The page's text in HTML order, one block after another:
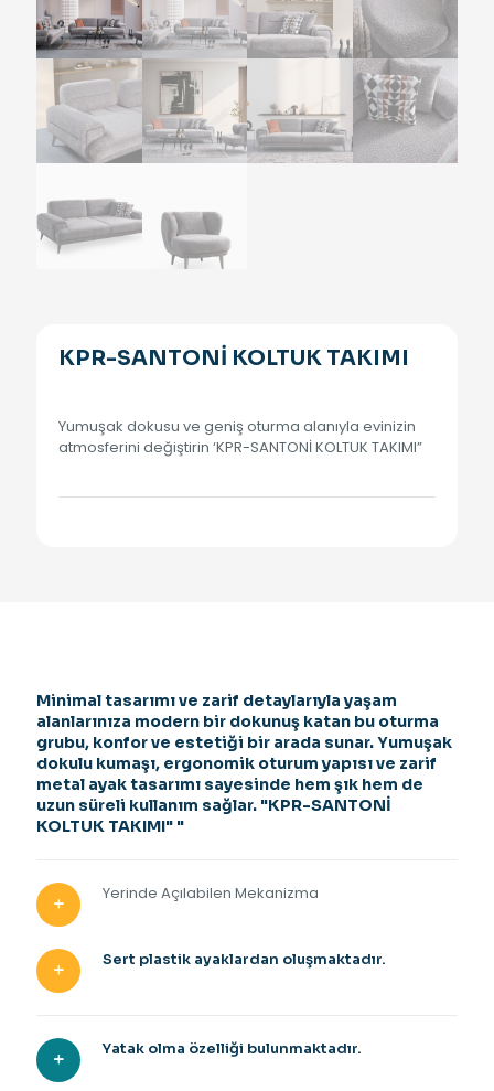
KPR-SANTONİ KOLTUK TAKIMI
Yumuşak dokusu ve geniş oturma alanıyla evinizin
atmosferini değiştirin ‘KPR-SANTONİ KOLTUK TAKIMI”
Minimal tasarımı ve zarif detaylarıyla yaşam
alanlarınıza modern bir dokunuş katan bu oturma
grubu, konfor ve estetiği bir arada sunar. Yumuşak
dokulu kumaşı, ergonomik oturum yapısı ve zarif
metal ayak tasarımı sayesinde hem şık hem de
uzun süreli kullanım sağlar. "KPR-SANTONİ
KOLTUK TAKIMI" "
Yerinde Açılabilen Mekanizma
Sert plastik ayaklardan oluşmaktadır.
Yatak olma özelliği bulunmaktadır.